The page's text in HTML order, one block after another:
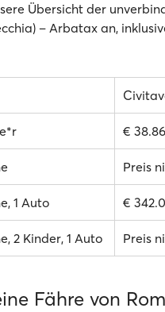
Übersicht der
– Arbatax an,
€ 38.86
Preis
1 Auto €
2 Kinder, 1 Auto Preis
Fähre von